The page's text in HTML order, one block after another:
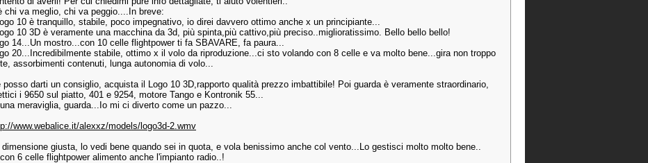
chi va meglio, chi va peggio....In breve:
logo 10 è tranquillo, stabile, poco impegnativo, io direi davvero ottimo anche x un principiante...
logo 10 3D è veramente una macchina da 3d, più spinta,più cattivo,più preciso..miglioratissimo. Bello bello bello!
14...Un mostro...con 10 celle flightpower ti fa SBAVARE, fa paura...
20...Incredibilmente stabile, ottimo x il volo da riproduzione...ci sto volando con 8 celle e va molto bene...gira non troppo
assorbimenti contenuti, lunga autonomia di volo...
posso darti un consiglio, acquista il Logo 10 3D,rapporto qualità prezzo imbattibile! Poi guarda è veramente straordinario,
i 9650 sul piatto, 401 e 9254, motore Tango e Kontronik 55...
meraviglia, guarda...Io mi ci diverto come un pazzo...
www.webalice.it/alexxz/models/logo3d-2.wmv
dimensione giusta, lo vedi bene quando sei in quota, e vola benissimo anche col vento...Lo gestisci molto molto bene..
con 6 celle flightpower alimento anche l'impianto radio..!